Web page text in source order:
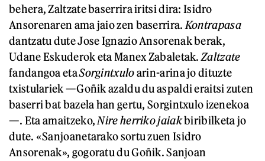
behera, Zaltzate baserrira iritsi dira: Isidro
Ansorenaren ama jaio zen baserrira. Kontrapasa
dantzatu dute Jose Ignazio Ansorenak berak,
Udane Eskuderok eta Manex Zabaletak.Zaltzate
fandangoa etaSorgintxuloarin-arina jo dituzte
txistulariek —Goñik azaldu du aspaldi eraitsi zuten
baserri bat bazela han gertu, Sorgintxulo izenekoa
—. Eta amaitzeko, Nire herriko jaiakbiribilketa jo
dute. «Sanjoanetarako sortu zuen Isidro
Ansorenak», gogoratu du Goñik. Sanjoan